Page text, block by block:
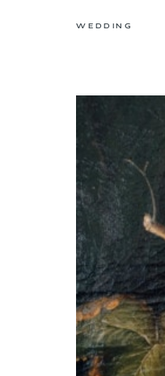
WEDDING